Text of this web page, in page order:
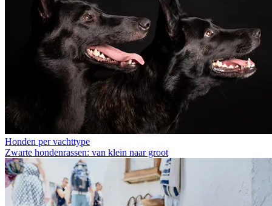
Honden per vachttype
Zwarte hondenrassen: van klein naar groot